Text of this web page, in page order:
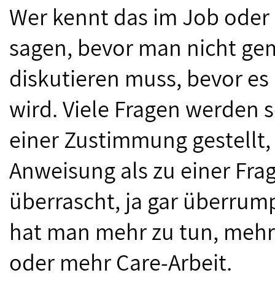
Wer kennt das im Job
sagen, bevor man nicht
diskutieren muss, bevor
wird. Viele Fragen
einer Zustimmung
Anweisung als zu einer
überrascht, ja gar
hat man mehr zu tun,
oder mehr Care-Arbeit.